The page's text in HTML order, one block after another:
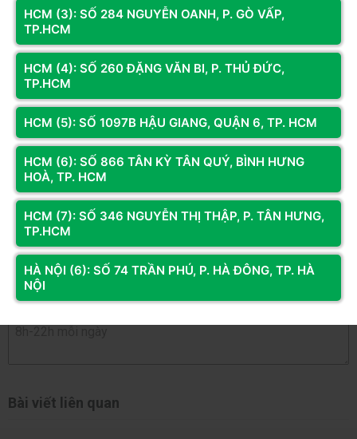
Trọng lượng
Hỗ trợ tản nhiệt
nước
240mm
Hỗ trợ card đồ họa
Hỗ trợ tản nhiệt khí 157mm
Hỗ trợ PSU 160mm
0/5
0đánh giá & nhận xét
5 sao
4 sao
3 sao
2 sao
1 sao
Bạn đã dùng sản phẩm này?
Hỏi và đáp (0 bình luận)
Bài viết liên quan
HCM (3): SỐ 284 NGUYỄN OANH, P. GÒ VẤP,
TP.HCM
HCM (4): SỐ 260 ĐẶNG VĂN BI, P. THỦ ĐỨC,
TP.HCM
HCM (5): SỐ 1097B HẬU GIANG, QUẬN 6, TP. HCM
HCM (6): SỐ 866 TÂN KỲ TÂN QUÝ, BÌNH HƯNG
HOÀ, TP. HCM
HCM (7): SỐ 346 NGUYỄN THỊ THẬP, P. TÂN HƯNG,
TP.HCM
HÀ NỘI (6): SỐ 74 TRẦN PHÚ, P. HÀ ĐÔNG, TP. HÀ
NỘI